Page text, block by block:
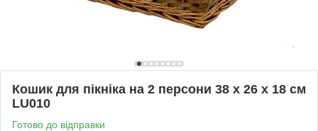
Кошик для пікніка на 2 персони 38 x 26 x 18 см
LU010
Готово до відправки